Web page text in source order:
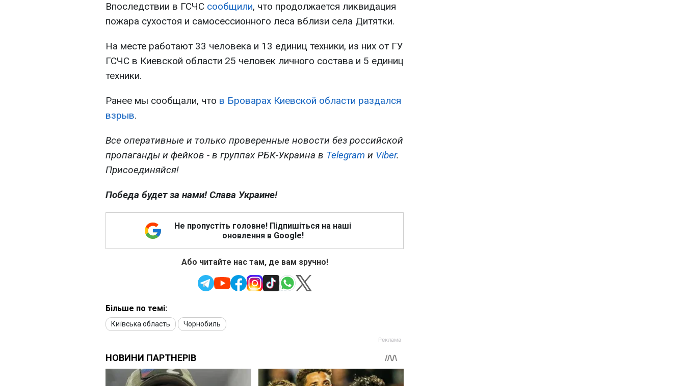
Впоследствии в ГСЧС сообщили, что продолжается ликвидация
пожара сухостоя и самосессионного леса вблизи села Дитятки.
На месте работают 33 человека и 13 единиц техники, из них от ГУ
ГСЧС в Киевской области 25 человек личного состава и 5 единиц
техники.
Ранее мы сообщали, что в Броварах Киевской области раздался
взрыв.
Все оперативные и только проверенные новости без российской
пропаганды и фейков - в группах РБК-Украина в Telegram и Viber.
Присоединяйся!
Победа будет за нами! Слава Украине!
Не пропустіть головне! Підпишіться на наші
оновлення в Google!
Або читайте нас там, де вам зручно!
Більше по темі:
Київська область Чорнобиль